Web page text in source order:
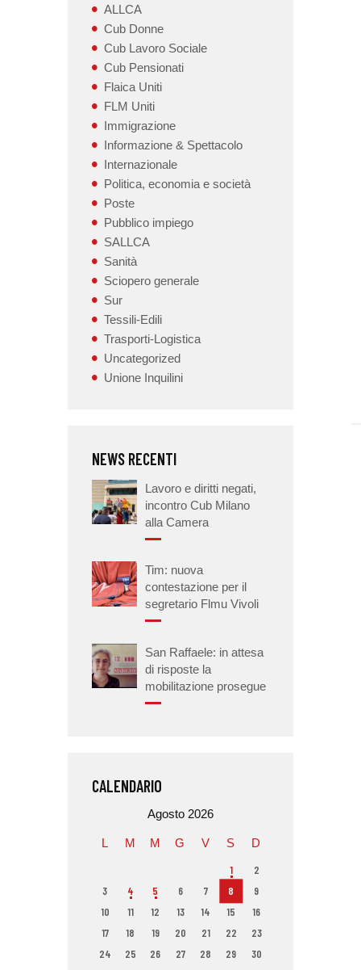
ALLCA
Cub Donne
Cub Lavoro Sociale
Cub Pensionati
Flaica Uniti
FLM Uniti
Immigrazione
Informazione & Spettacolo
Internazionale
Politica, economia e società
Poste
Pubblico impiego
SALLCA
Sanità
Sciopero generale
Sur
Tessili-Edili
Trasporti-Logistica
Uncategorized
Unione Inquilini
NEWS RECENTI
Lavoro e diritti negati,
incontro Cub Milano
alla Camera
Tim: nuova
contestazione per il
segretario Flmu Vivoli
San Raffaele: in attesa
di risposte la
mobilitazione prosegue
CALENDARIO
Agosto 2026
L M M G V S D
1
2
3
4 5 6 7 8
9
10
11 12 13 14 15
16
17
18 19 20 21 22
23
24
25 26 27 28 29
30